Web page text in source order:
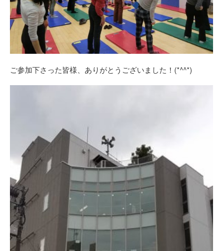
ご参加下さった皆様、ありがとうございました！(*^^*)